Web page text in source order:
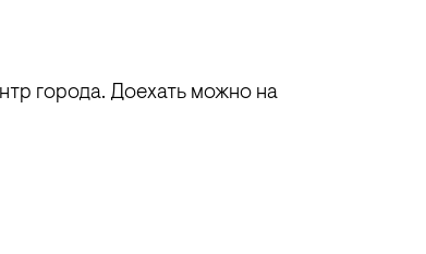
города. Доехать можно на